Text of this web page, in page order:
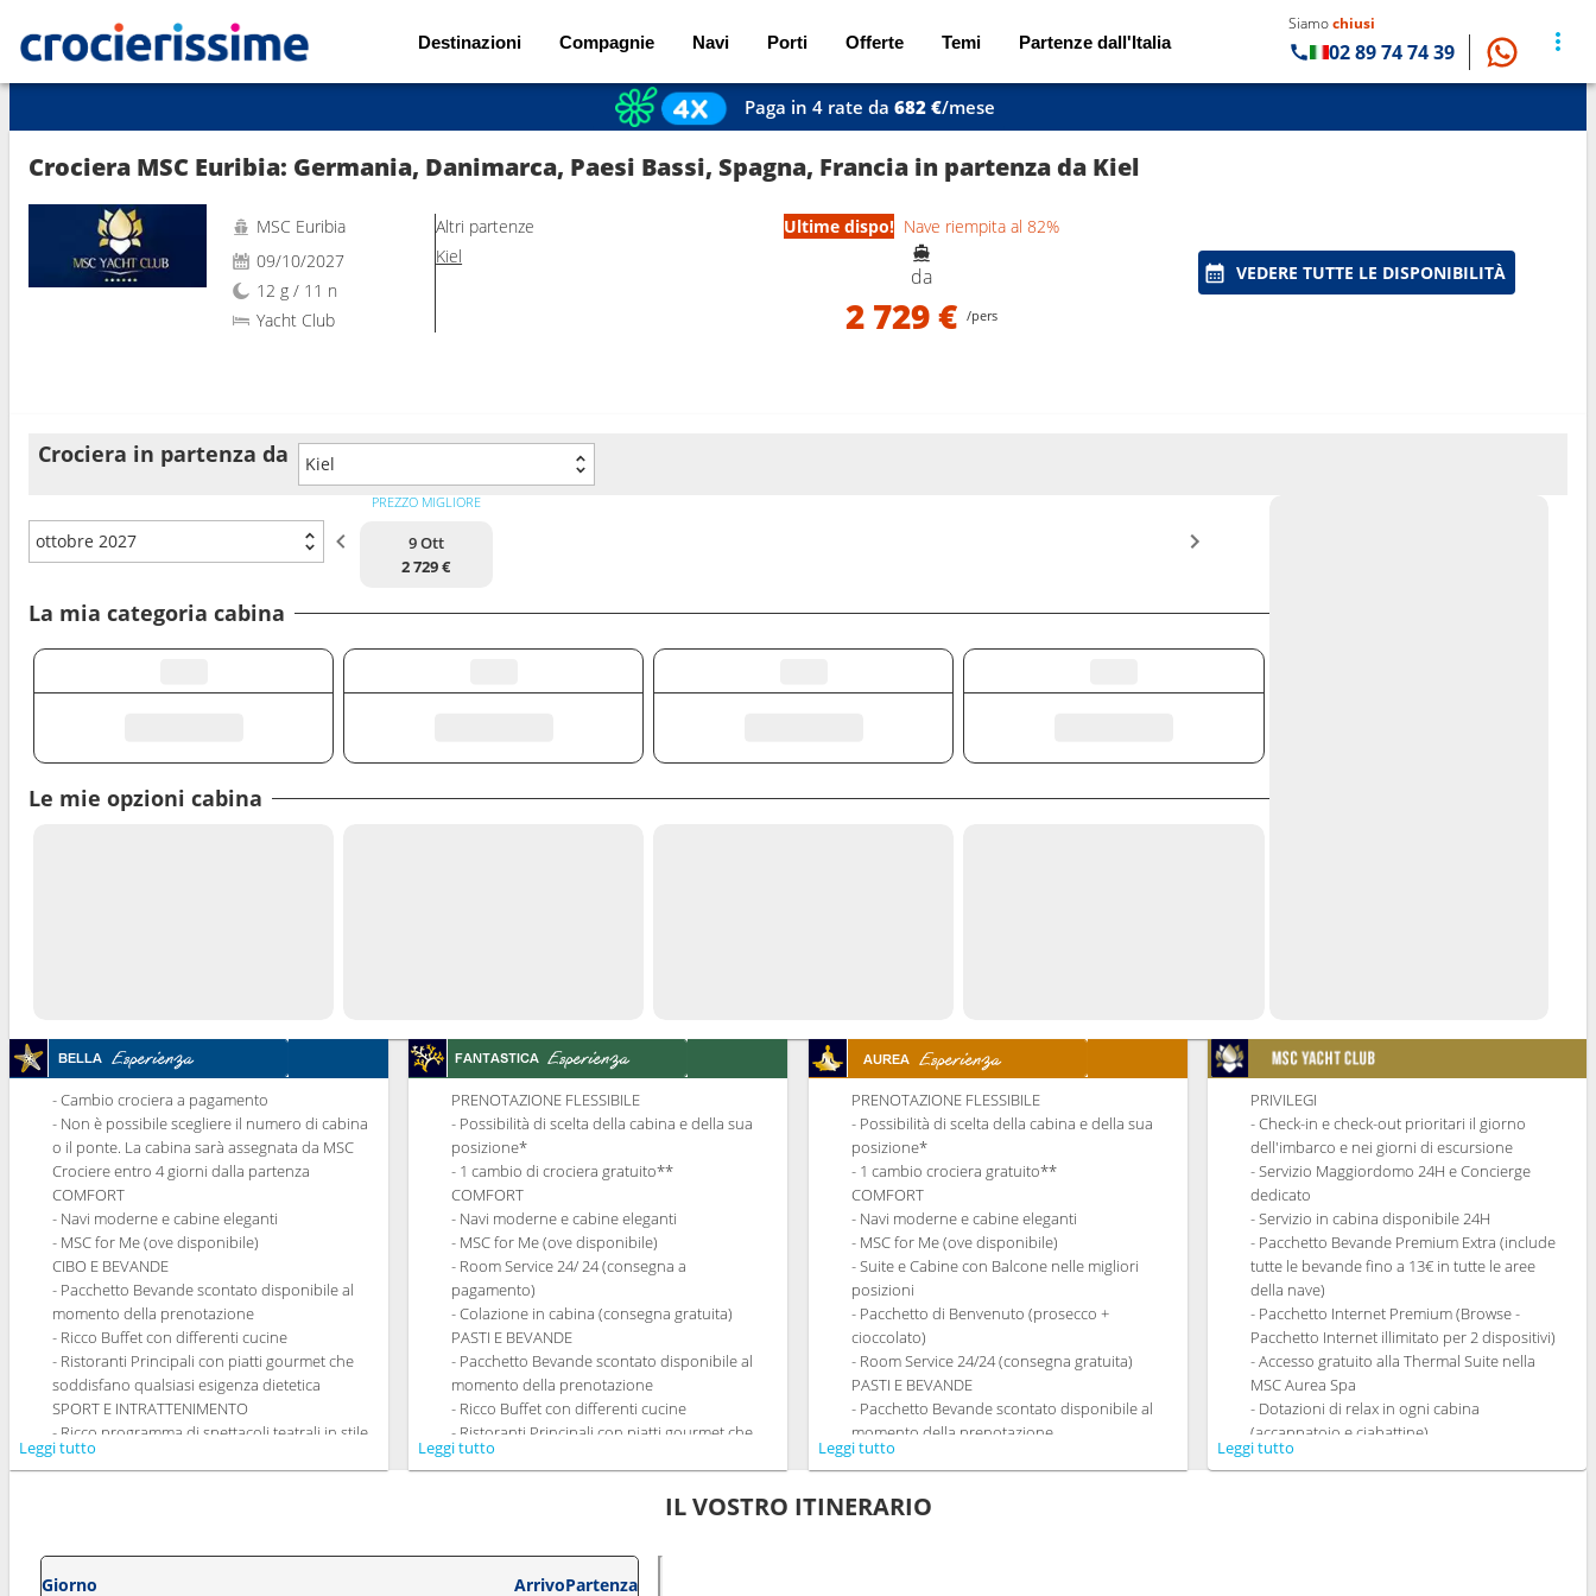
Destinazioni Compagnie Navi Porti Offerte Temi Partenze dall'Italia
Siamochiusi
02 89 74 74 39
Mostra le altre 5 foto
Paga in 4 rate da 682 €/mese
Crociera MSC Euribia: Germania, Danimarca, Paesi Bassi, Spagna, Francia in partenza da Kiel
MSC Euribia
09/10/2027
12 g / 11 n
Yacht Club
Altri partenze
Kiel
Ultime dispo! Nave riempita al 82%
da
2 729 € /pers
VEDERE TUTTE LE DISPONIBILITÀ
Crociera in partenza da Kiel
ottobre 2027
PREZZO MIGLIORE
9 Ott
2 729 €
La mia categoria cabina
Le mie opzioni cabina
- Cambio crociera a pagamento
- Non è possibile scegliere il numero di cabina
o il ponte. La cabina sarà assegnata da MSC
Crociere entro 4 giorni dalla partenza
COMFORT
- Navi moderne e cabine eleganti
- MSC for Me (ove disponibile)
CIBO E BEVANDE
- Pacchetto Bevande scontato disponibile al
momento della prenotazione
- Ricco Buffet con differenti cucine
- Ristoranti Principali con piatti gourmet che
soddisfano qualsiasi esigenza dietetica
SPORT E INTRATTENIMENTO
- Ricco programma di spettacoli teatrali in stile
Broadway
panoramica
- Attività di intrattenimento per adulti e
Leggi tutto
PRENOTAZIONE FLESSIBILE
- Possibilità di scelta della cabina e della sua
posizione*
- 1 cambio di crociera gratuito**
COMFORT
- Navi moderne e cabine eleganti
- MSC for Me (ove disponibile)
- Room Service 24/ 24 (consegna a
pagamento)
- Colazione in cabina (consegna gratuita)
PASTI E BEVANDE
- Pacchetto Bevande scontato disponibile al
momento della prenotazione
- Ricco Buffet con differenti cucine
- Ristoranti Principali con piatti gourmet che
soddisfano qualsiasi esigenza dietetica.
- Possibilità di richiedere il turno preferito per
la cena (soggetto a disponibilità)
Tematici prepagato dedicato
SPORT E INTRATTENIMENTO
Leggi tutto
PRENOTAZIONE FLESSIBILE
- Possibilità di scelta della cabina e della sua
posizione*
- 1 cambio crociera gratuito**
COMFORT
- Navi moderne e cabine eleganti
- MSC for Me (ove disponibile)
- Suite e Cabine con Balcone nelle migliori
posizioni
- Pacchetto di Benvenuto (prosecco +
cioccolato)
- Room Service 24/24 (consegna gratuita)
PASTI E BEVANDE
- Pacchetto Bevande scontato disponibile al
momento della prenotazione
- Ricco Buffet con differenti cucine
- Ristoranti Principali con piatti gourmet che
soddisfano qualsiasi esigenza dietetica
Leggi tutto
PRIVILEGI
- Check-in e check-out prioritari il giorno
dell'imbarco e nei giorni di escursione
- Servizio Maggiordomo 24H e Concierge
dedicato
- Servizio in cabina disponibile 24H
- Pacchetto Bevande Premium Extra (include
tutte le bevande fino a 13€ in tutte le aree
della nave)
- Pacchetto Internet Premium (Browse -
Pacchetto Internet illimitato per 2 dispositivi)
- Accesso gratuito alla Thermal Suite nella
MSC Aurea Spa
- Dotazioni di relax in ogni cabina
(accappatoio e ciabattine)
- Ampia gamma di cuscini da scegliere
Leggi tutto
IL VOSTRO ITINERARIO
Giorno ArrivoPartenza